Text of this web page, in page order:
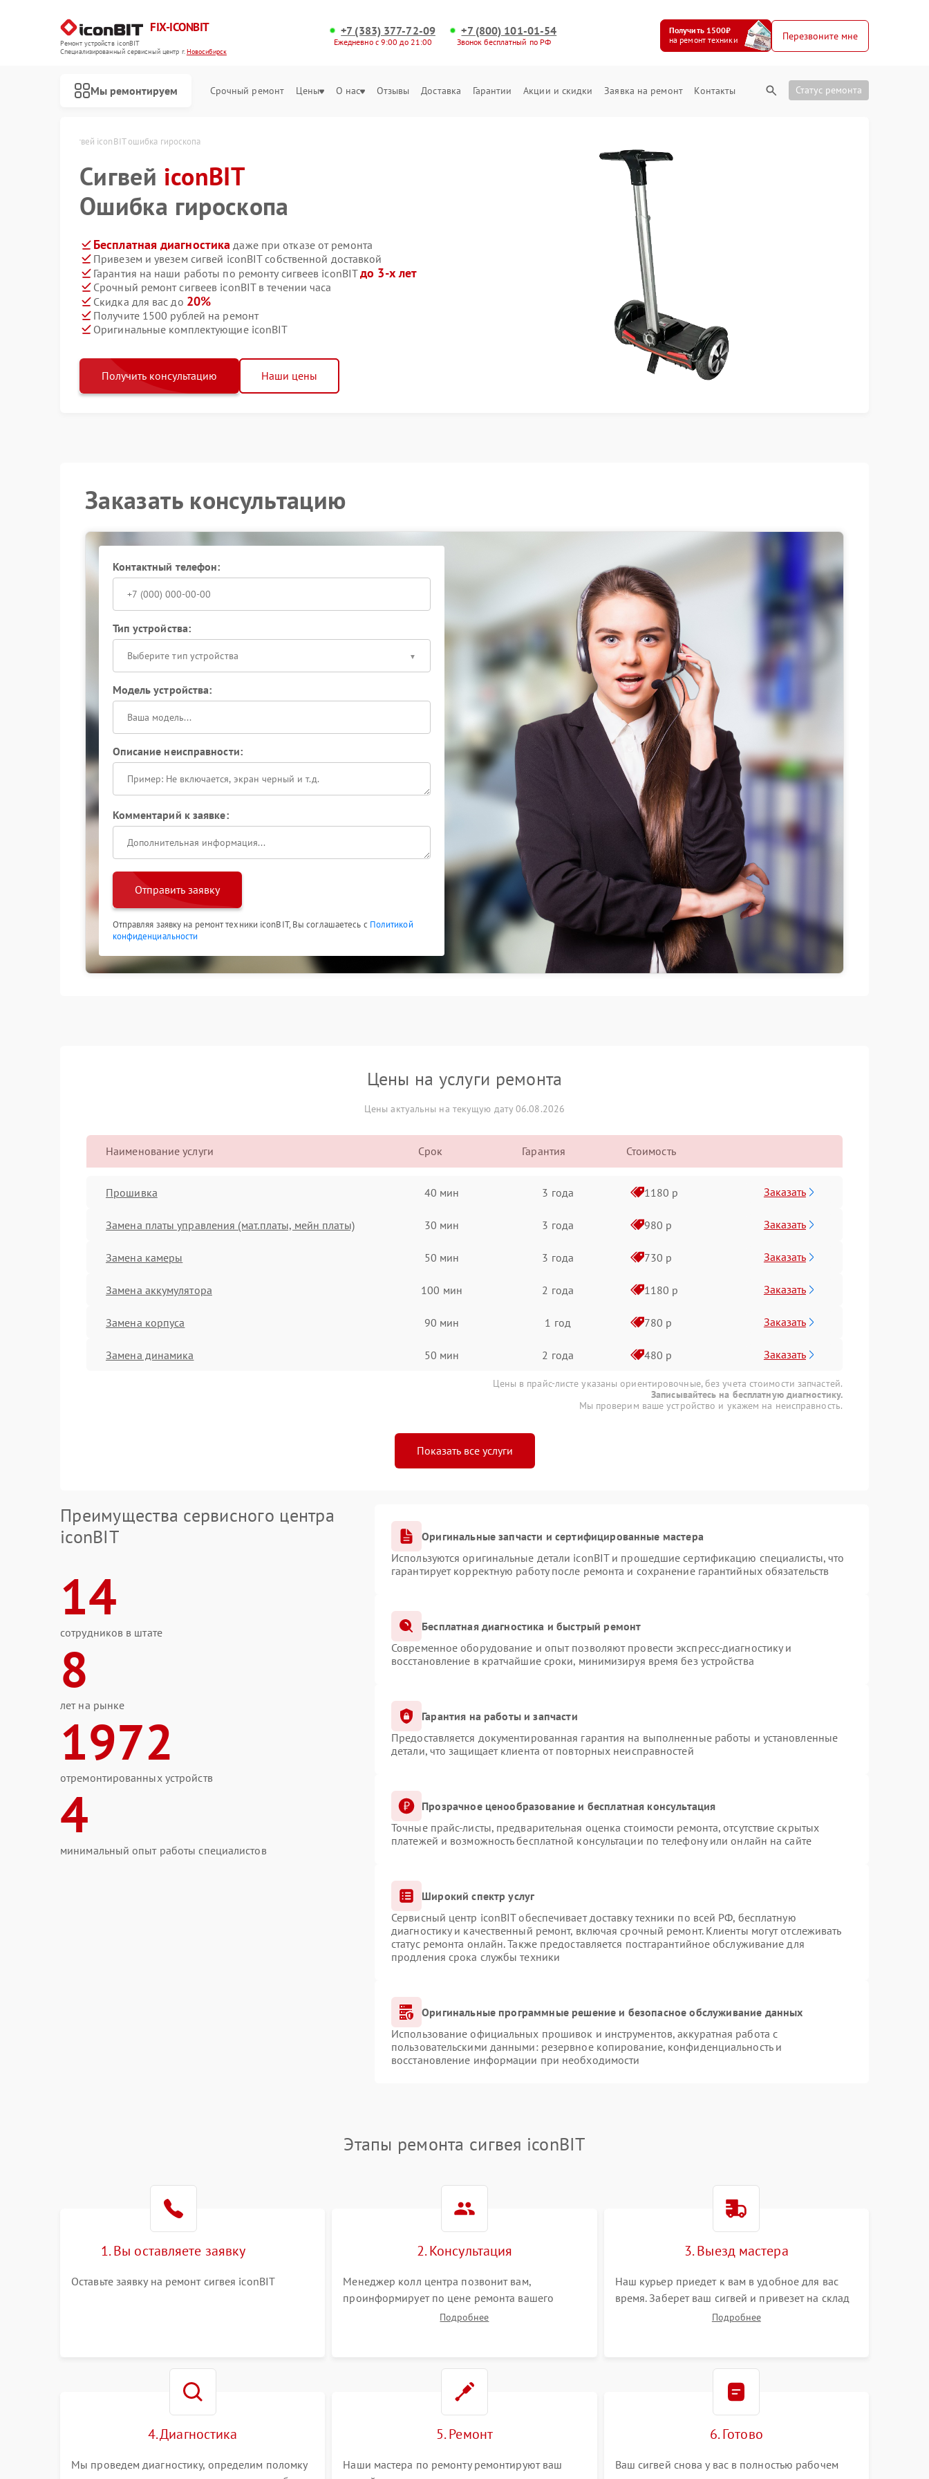
FIX-ICONBIT
Ремонт устройств iconBIT
Специализированный cервисный центр г.Новосибирск
+7 (383) 377-72-09
Ежедневно с 9:00 до 21:00
+7 (800) 101-01-54
Звонок бесплатный по РФ
Получить 1500₽
на ремонт техники
Перезвоните мне
Мы ремонтируем Срочный ремонт Цены О нас Отзывы Доставка Гарантии Акции и скидки Заявка на ремонт Контакты Статус ремонта
Сигвей iconBIT ошибка гироскопа
Сигвей iconBIT
Ошибка гироскопа
Бесплатная диагностика даже при отказе от ремонта
Привезем и увезем сигвей iconBIT собственной доставкой
Гарантия на наши работы по ремонту сигвеев iconBITдо 3-х лет
Срочный ремонт сигвеев iconBIT в течении часа
Скидка для вас до 20%
Получите 1500 рублей на ремонт
Оригинальные комплектующие iconBIT
Получить консультацию Наши цены
Заказать консультацию
Контактный телефон:
Тип устройства:
Выберите тип устройства
Модель устройства:
Описание неисправности:
Комментарий к заявке:
Отправить заявку
Отправляя заявку на ремонт техники iconBIT, Вы соглашаетесь с Политикой
конфиденциальности
Цены на услуги ремонта
Цены актуальны на текущую дату 06.08.2026
Наименование услуги Срок Гарантия Стоимость
Прошивка 40 мин 3 года 1180 р Заказать
Замена платы управления (мат.платы, мейн платы) 30 мин 3 года 980 р Заказать
Замена камеры 50 мин 3 года 730 р Заказать
Замена аккумулятора 100 мин 2 года 1180 р Заказать
Замена корпуса 90 мин 1 год 780 р Заказать
Замена динамика 50 мин 2 года 480 р Заказать
Цены в прайс-листе указаны ориентировочные, без учета стоимости запчастей.
Записывайтесь на бесплатную диагностику.
Мы проверим ваше устройство и укажем на неисправность.
Показать все услуги
Преимущества сервисного центра
iconBIT
14
сотрудников в штате
8
лет на рынке
1972
отремонтированных устройств
4
минимальный опыт работы специалистов
Оригинальные запчасти и сертифицированные мастера
Используются оригинальные детали iconBIT и прошедшие сертификацию специалисты, что
гарантирует корректную работу после ремонта и сохранение гарантийных обязательств
Бесплатная диагностика и быстрый ремонт
Современное оборудование и опыт позволяют провести экспресс-диагностику и
восстановление в кратчайшие сроки, минимизируя время без устройства
Гарантия на работы и запчасти
Предоставляется документированная гарантия на выполненные работы и установленные
детали, что защищает клиента от повторных неисправностей
Прозрачное ценообразование и бесплатная консультация
Точные прайс-листы, предварительная оценка стоимости ремонта, отсутствие скрытых
платежей и возможность бесплатной консультации по телефону или онлайн на сайте
Широкий спектр услуг
Сервисный центр iconBIT обеспечивает доставку техники по всей РФ, бесплатную
диагностику и качественный ремонт, включая срочный ремонт. Клиенты могут отслеживать
статус ремонта онлайн. Также предоставляется постгарантийное обслуживание для
продления срока службы техники
Оригинальные программные решение и безопасное обслуживание данных
Использование официальных прошивок и инструментов, аккуратная работа с
пользовательскими данными: резервное копирование, конфиденциальность и
восстановление информации при необходимости
Этапы ремонта сигвея iconBIT
1. Вы оставляете заявку
Оставьте заявку на ремонт сигвея iconBIT
2. Консультация
Менеджер колл центра позвонит вам,
проинформирует по цене ремонта вашего
сигвея а также ответит на все ваши вопросы.
Подробнее
3. Выезд мастера
Наш курьер приедет к вам в удобное для вас
время. Заберет ваш сигвей и привезет на склад
Подробнее
4. Диагностика
Мы проведем диагностику, определим поломку
5. Ремонт
Наши мастера по ремонту ремонтируют ваш
6. Готово
Ваш сигвей снова у вас в полностью рабочем